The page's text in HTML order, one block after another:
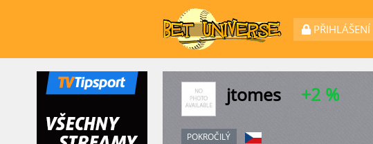
PŘIHLÁŠENÍ
jtomes +2 %
POKROČILÝ